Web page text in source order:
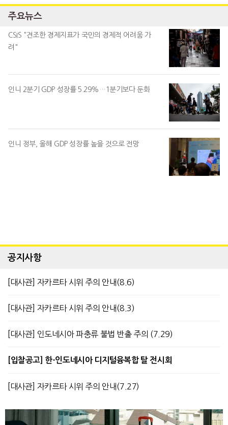
주요뉴스
CSIS "견조한 경제지표가 국민의 경제적 어려움 가
려"
인니 2분기 GDP 성장률 5.29%…1분기보다 둔화
인니 정부, 올해 GDP 성장률 높을 것으로 전망
공지사항
[대사관] 자카르타 시위 주의 안내(8.6)
[대사관] 자카르타 시위 주의 안내(8.3)
[대사관] 인도네시아 파충류 불법 반출 주의 (7.29)
[입찰공고] 한-인도네시아 디지털융복합 탈 전시회
[대사관] 자카르타 시위 주의 안내(7.27)